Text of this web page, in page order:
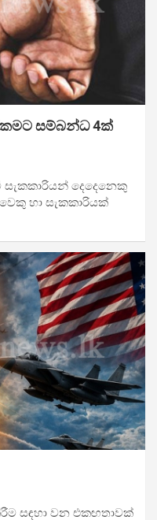
සම්බන්ධ 4ක්
දෙදෙනෙකු
හා සැකකාරියක්
සඳහා වන එකඟතාවක්